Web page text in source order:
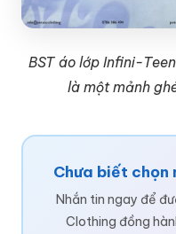
BST áo lớp Infini-
là một mảnh
Chưa biết chọn
Nhắn tin ngay để
Clothing đồng